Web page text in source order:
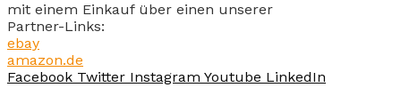
mit einem Einkauf über einen unserer
Partner-Links:
ebay
amazon.de
Facebook Twitter Instagram Youtube LinkedIn